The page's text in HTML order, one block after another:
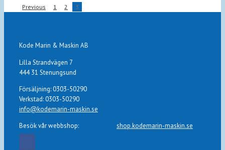
Previous 1 2 3
Kode Marin & Maskin AB
Lilla Strandvägen 7
444 31 Stenungsund
Försäljning: 0303-50290
Verkstad: 0303-50290
info@kodemarin-maskin.se
Besök vår webbshop: shop.kodemarin-maskin.se